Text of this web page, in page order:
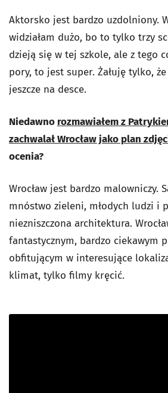
Aktorsko jest bardzo uzdolniony.
widziałam dużo, bo to tylko trzy
dzieją się w tej szkole, ale z tego
pory, to jest super. Żałuję tylko,
jeszcze na desce.
Niedawno rozmawiałem z
zachwalał Wrocław jako plan
ocenia?
Wrocław jest bardzo malowniczy.
mnóstwo zieleni, młodych ludzi i
niezniszczona architektura.
fantastycznym, bardzo ciekawym
obfitującym w interesujące
klimat, tylko filmy kręcić.